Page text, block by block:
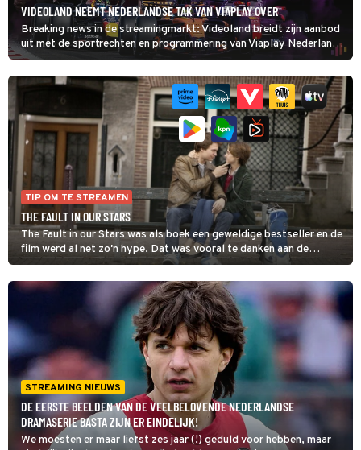
VIDEOLAND NEEMT NEDERLANDSE TAK VAN VIAPLAY OVER
Breaking news in de streamingmarkt: Videoland breidt zijn aanbod
uit met de sportrechten en programmering van Viaplay Nederland.
Daardoor kunnen kijkers straks op één platform terecht
voor lokaal entertainment, films, series, premium entertainment én
live sport.
TIP OM TE STREAMEN
THE FAULT IN OUR STARS
The Fault in our Stars was als boek een geweldige bestseller en de
film werd al net zo'n hype. Dat was vooral te danken aan de
fantastische chemie tussen de hoofdrolspelers. Miljoenen
huilende tienermeisjes moeten Kleenex een fantastisch jaar
hebben bezorgd. Amsterdam verdiende ook nog wat aan de film,
duizenden van hen bezochten de hoofdstad speciaal voor het
bankje in de film.
STREAMING NIEUWS
DE EERSTE BEELDEN VAN DE VEELBELOVENDE NEDERLANDSE
DRAMASERIE BASTA ZIJN ER EINDELIJK!
We moesten er maar liefst zes jaar (!) geduld voor hebben, maar